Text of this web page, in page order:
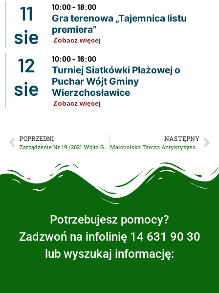
11
sie
10:00 - 18:00
Gra terenowa „Tajemnica listu
premiera”
Zobacz więcej
12
sie
10:00 - 16:00
Turniej Siatkówki Plażowej o
Puchar Wójt Gminy
Wierzchosławice
Zobacz więcej
POPRZEDNI NASTĘPNY
Małopolska Tarcza Antykryzysowa – Pakiet Edukacyjny. Cyfryzacja szkół i placówek oświatowych
Potrzebujesz pomocy?
Zadzwoń na infolinię 14 631 90 30
lub wyszukaj informację: